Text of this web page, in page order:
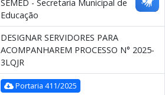
SEMED - Secretaria Municipal de
Educação
DESIGNAR SERVIDORES PARA
ACOMPANHAREM PROCESSO N° 2025-
3LQJR
Portaria 411/2025